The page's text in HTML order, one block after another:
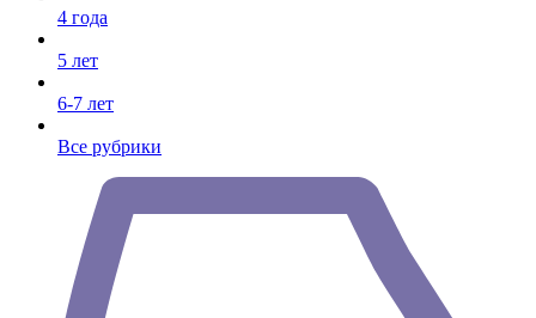
4 года
5 лет
6-7 лет
Все рубрики